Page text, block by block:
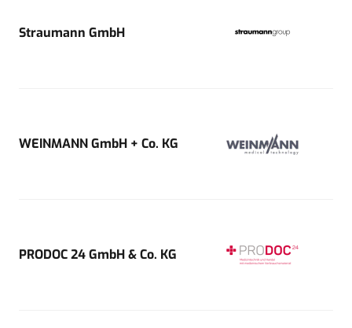
Straumann GmbH
WEINMANN GmbH + Co. KG
PRODOC 24 GmbH & Co. KG